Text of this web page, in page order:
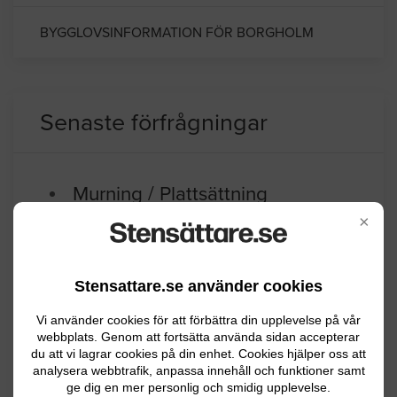
×
Stensattare.se använder cookies
Vi använder cookies för att förbättra din upplevelse på vår
webbplats. Genom att fortsätta använda sidan accepterar
du att vi lagrar cookies på din enhet. Cookies hjälper oss att
analysera webbtrafik, anpassa innehåll och funktioner samt
ge dig en mer personlig och smidig upplevelse.
BYGGLOVSINFORMATION FÖR BORGHOLM
Senaste förfrågningar
Murning / Plattsättning
En gång till huset 8×1,20 plattor finns
07.14.2026 06:14
Anläggningsarbete
Jag undrar ca vad det kostar att lägga
stenplattor. Det är ca 25 kvadratmeter